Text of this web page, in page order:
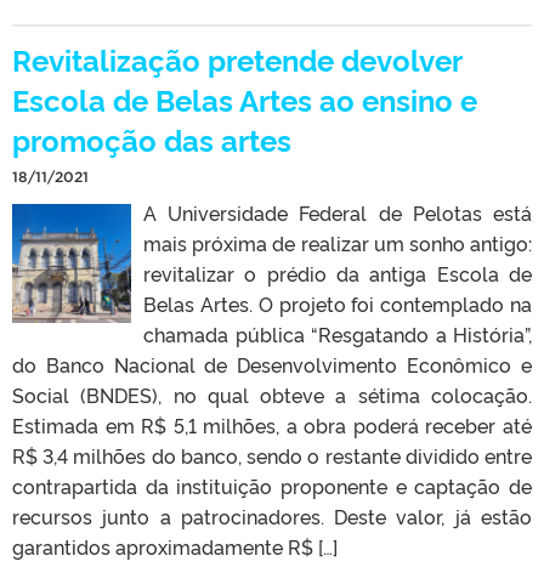
Revitalização pretende devolver
Escola de Belas Artes ao ensino e
promoção das artes
18/11/2021
A Universidade Federal de Pelotas está
mais próxima de realizar um sonho antigo:
revitalizar o prédio da antiga Escola de
Belas Artes. O projeto foi contemplado na
chamada pública “Resgatando a História”,
do Banco Nacional de Desenvolvimento Econômico e
Social (BNDES), no qual obteve a sétima colocação.
Estimada em R$ 5,1 milhões, a obra poderá receber até
R$ 3,4 milhões do banco, sendo o restante dividido entre
contrapartida da instituição proponente e captação de
recursos junto a patrocinadores. Deste valor, já estão
garantidos aproximadamente R$ […]